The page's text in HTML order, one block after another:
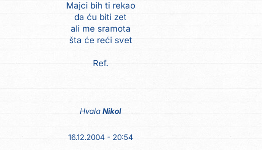
Majci bih ti rekao
da ću biti zet
ali me sramota
šta će reći svet
Ref.
Hvala Nikol
16.12.2004 - 20:54